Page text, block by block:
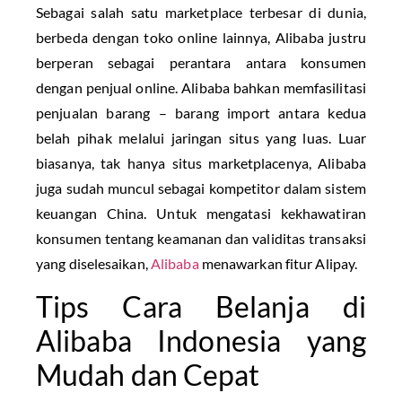
Sebagai salah satu marketplace terbesar di dunia,
berbeda dengan toko online lainnya, Alibaba justru
berperan sebagai perantara antara konsumen
dengan penjual online. Alibaba bahkan memfasilitasi
penjualan barang – barang import antara kedua
belah pihak melalui jaringan situs yang luas. Luar
biasanya, tak hanya situs marketplacenya, Alibaba
juga sudah muncul sebagai kompetitor dalam sistem
keuangan China. Untuk mengatasi kekhawatiran
konsumen tentang keamanan dan validitas transaksi
yang diselesaikan,Alibabamenawarkan fitur Alipay.
Tips Cara Belanja di
Alibaba Indonesia yang
Mudah dan Cepat